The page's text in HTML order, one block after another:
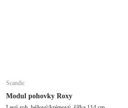
Scandic
Modul pohovky Roxy